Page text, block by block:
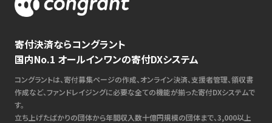
寄付決済ならコングラント
国内No.1 オールインワンの寄付DXシステム
コングラントは、寄付募集ページの作成、オンライン決済、支援者管理、領収書
作成など、ファンドレイジングに必要な全ての機能が揃った寄付DXシステムで
す。
立ち上げたばかりの団体から年間収入数十億円規模の団体まで、3,000以上